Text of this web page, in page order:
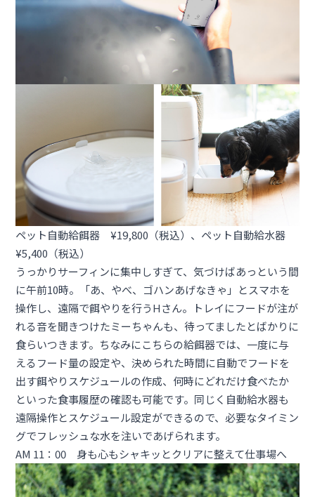
ペット自動給餌器 ¥19,800（税込） 、 ペット自動給水器
¥5,400（税込）
うっかりサーフィンに集中しすぎて、気づけばあっという間
に午前10時。「あ、やべ、ゴハンあげなきゃ」とスマホを
操作し、遠隔で餌やりを行うHさん。トレイにフードが注が
れる音を聞きつけたミーちゃんも、待ってましたとばかりに
食らいつきます。ちなみにこちらの給餌器では、一度に与
えるフード量の設定や、決められた時間に自動でフードを
出す餌やりスケジュールの作成、何時にどれだけ食べたか
といった食事履歴の確認も可能です。同じく自動給水器も
遠隔操作とスケジュール設定ができるので、必要なタイミン
グでフレッシュな水を注いであげられます。
AM 11：00 身も心もシャキッとクリアに整えて仕事場へ